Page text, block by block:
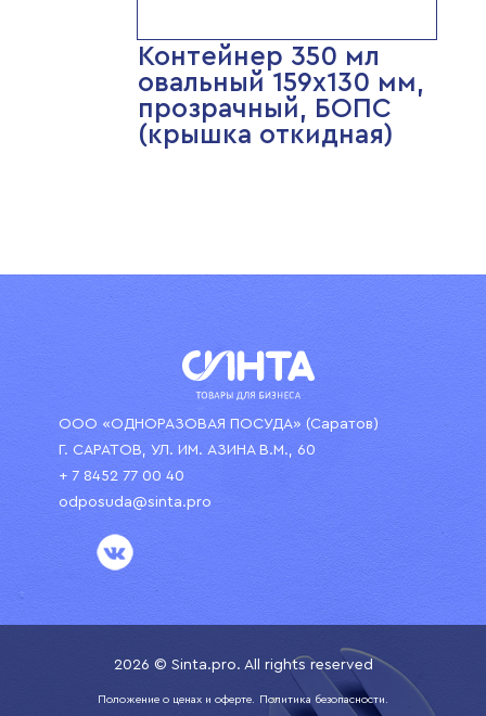
Контейнер 350 мл
овальный 159х130 мм,
прозрачный, БОПС
(крышка откидная)
ООО «ОДНОРАЗОВАЯ ПОСУДА» (Саратов)
Г. САРАТОВ, УЛ. ИМ. АЗИНА В.М., 60
+ 7 8452 77 00 40
odposuda@sinta.pro
2026 © Sinta.pro. All rights reserved
Положение о ценах и оферте. Политика безопасности.